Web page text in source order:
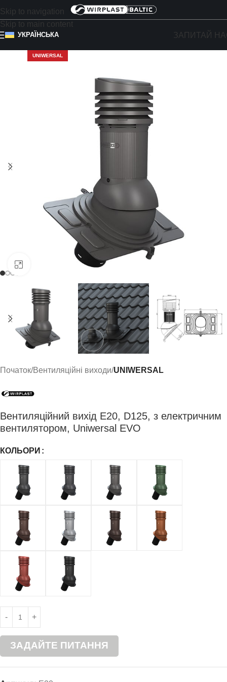
Skip to navigation
Skip to main content
УКРАЇНСЬКА ЗАПИТАЙ
UNIWERSAL
Click to enlarge
Початок Вентиляційні виходи UNIWERSAL
Вентиляційний вихід E20, D125, з електричним
вентилятором, Uniwersal EVO
КОЛЬОРИ
ЗАДАЙТЕ ПИТАННЯ